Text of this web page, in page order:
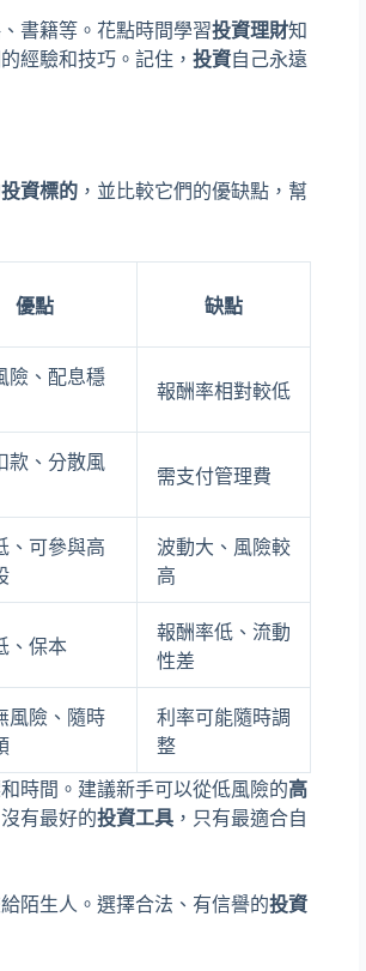
書籍等。花點時間學習投資理財知
經驗和技巧。記住， 投資自己永遠
投資標的 ，並比較它們的優缺點，幫
優點 缺點
險、配息穩
報酬率相對較低
款、分散風
需支付管理費
、可參與高
波動大、風險較
高
、保本
報酬率低、流動
性差
風險、隨時
利率可能隨時調
整
和時間。建議新手可以從低風險的高
有最好的投資工具 ，只有最適合自
陌生人。選擇合法、有信譽的投資